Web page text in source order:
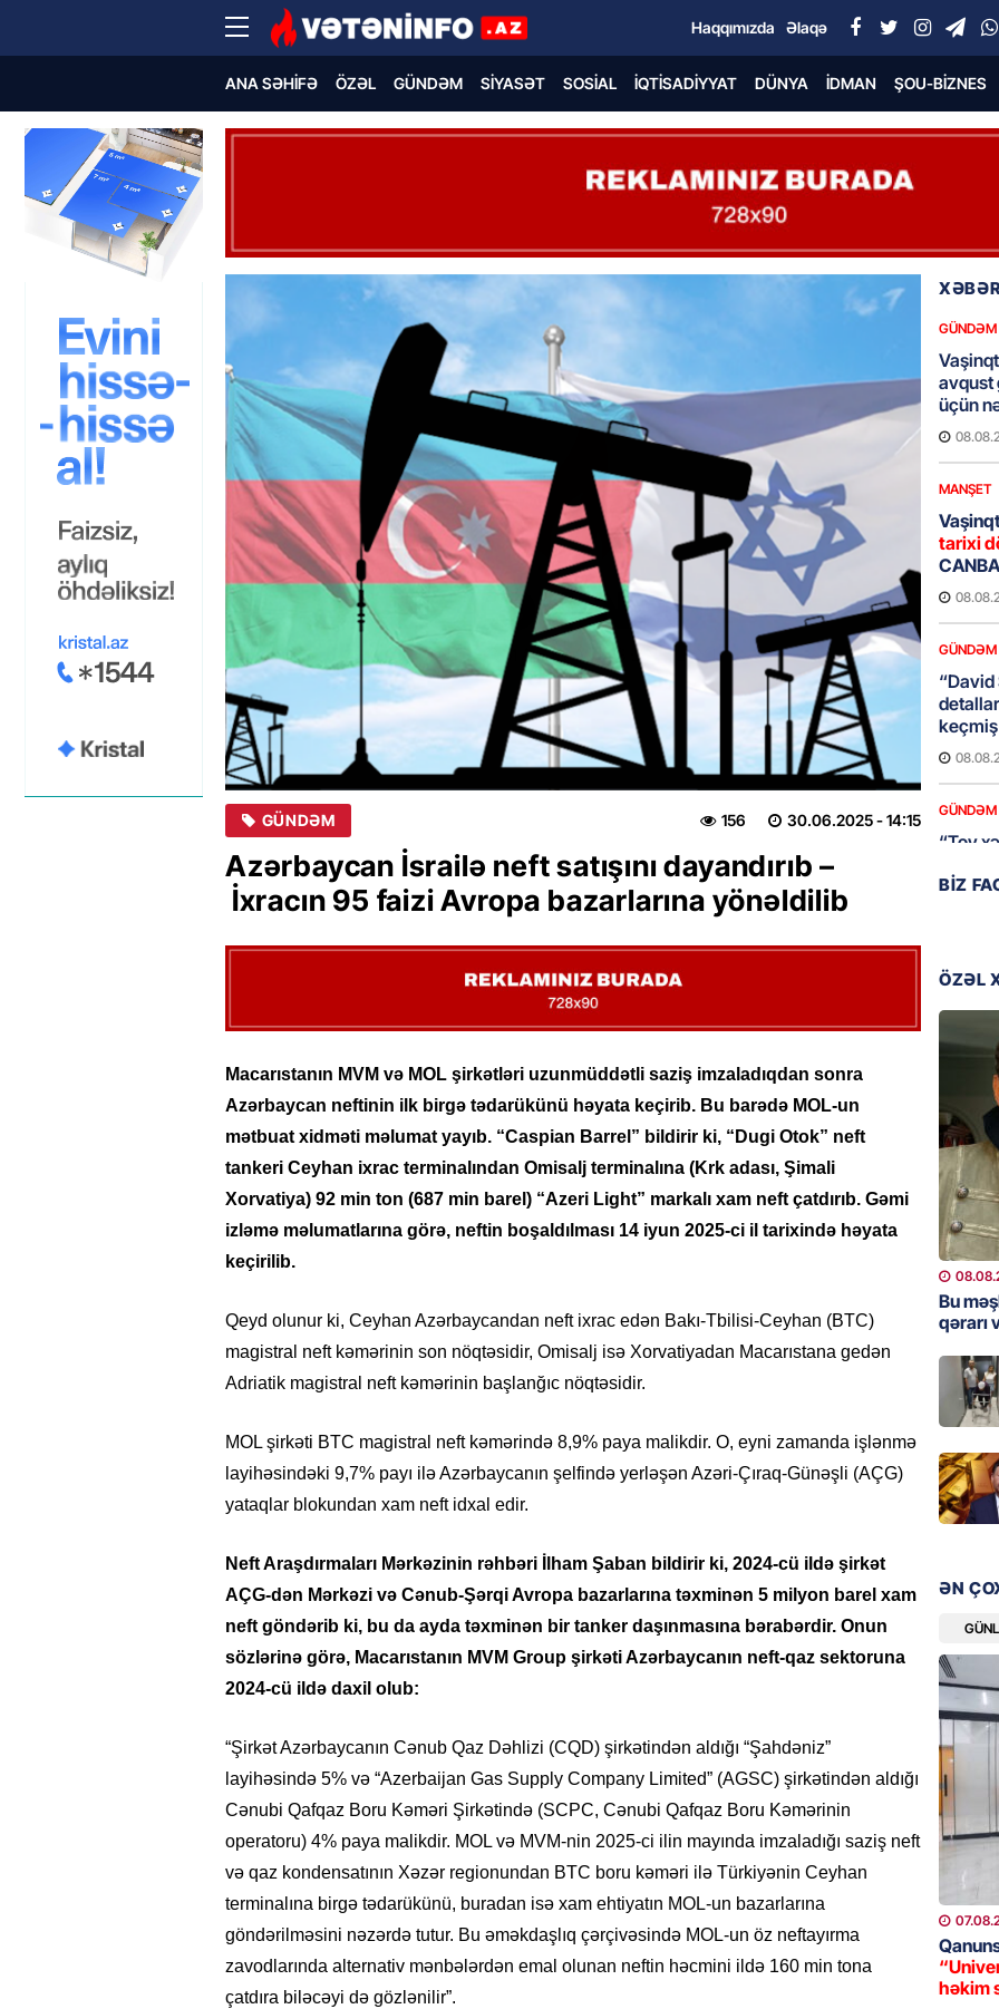
Haqqımızda Əlaqə
ANA SƏHIFƏ ÖZƏL GÜNDƏM SIYASƏT SOSIAL İQTISADIYYAT DÜNYA İDMAN ŞOU-BIZNES
GÜNDƏM 30.06.2025- 14:15
156
Azərbaycan İsrailə neft satışını dayandırıb –
İxracın 95 faizi Avropa bazarlarına yönəldilib
Macarıstanın MVM və MOL şirkətləri uzunmüddətli saziş imzaladıqdan sonra
Azərbaycan neftinin ilk birgə tədarükünü həyata keçirib. Bu barədə MOL-un
mətbuat xidməti məlumat yayıb. “Caspian Barrel” bildirir ki, “Dugi Otok” neft
tankeri Ceyhan ixrac terminalından Omisalj terminalına (Krk adası, Şimali
Xorvatiya) 92 min ton (687 min barel) “Azeri Light” markalı xam neft çatdırıb. Gəmi
izləmə məlumatlarına görə, neftin boşaldılması 14 iyun 2025-ci il tarixində həyata
keçirilib.
Qeyd olunur ki, Ceyhan Azərbaycandan neft ixrac edən Bakı-Tbilisi-Ceyhan (BTC)
magistral neft kəmərinin son nöqtəsidir, Omisalj isə Xorvatiyadan Macarıstana gedən
Adriatik magistral neft kəmərinin başlanğıc nöqtəsidir.
MOL şirkəti BTC magistral neft kəmərində 8,9% paya malikdir. O, eyni zamanda işlənmə
layihəsindəki 9,7% payı ilə Azərbaycanın şelfində yerləşən Azəri-Çıraq-Günəşli (AÇG)
yataqlar blokundan xam neft idxal edir.
Neft Araşdırmaları Mərkəzinin rəhbəri İlham Şaban bildirir ki, 2024-cü ildə şirkət
AÇG-dən Mərkəzi və Cənub-Şərqi Avropa bazarlarına təxminən 5 milyon barel xam
neft göndərib ki, bu da ayda təxminən bir tanker daşınmasına bərabərdir. Onun
sözlərinə görə, Macarıstanın MVM Group şirkəti Azərbaycanın neft-qaz sektoruna
2024-cü ildə daxil olub:
“Şirkət Azərbaycanın Cənub Qaz Dəhlizi (CQD) şirkətindən aldığı “Şahdəniz”
layihəsində 5% və “Azerbaijan Gas Supply Company Limited” (AGSC) şirkətindən aldığı
Cənubi Qafqaz Boru Kəməri Şirkətində (SCPC, Cənubi Qafqaz Boru Kəmərinin
operatoru) 4% paya malikdir. MOL və MVM-nin 2025-ci ilin mayında imzaladığı saziş neft
və qaz kondensatının Xəzər regionundan BTC boru kəməri ilə Türkiyənin Ceyhan
terminalına birgə tədarükünü, buradan isə xam ehtiyatın MOL-un bazarlarına
göndərilməsini nəzərdə tutur. Bu əməkdaşlıq çərçivəsində MOL-un öz neftayırma
zavodlarında alternativ mənbələrdən emal olunan neftin həcmini ildə 160 min tona
çatdıra biləcəyi də gözlənilir”.
GÜNDƏM
avqust
üçün
MANŞET
tarixi
GÜNDƏM
keçmiş
GÜNDƏM
“Toy
MANŞET
Video
BANNER
Məsud
–
MANŞET
Nikol
ZƏNG
ÖLKƏ
GÜNDƏM
qədər
ŞOU-
GÜNDƏM
18 il
MANŞET
17
olundu
BIZ
ÖZƏL
Bu
qərarı
ƏN
həkim